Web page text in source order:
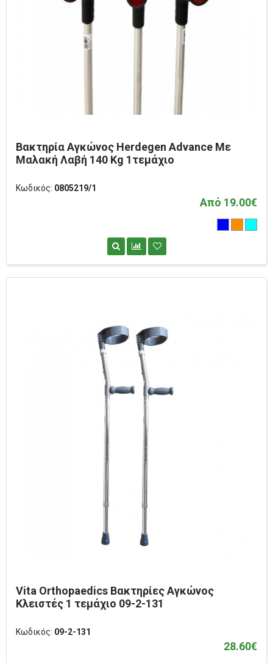
Βακτηρία Αγκώνος Herdegen Advance Με
Μαλακή Λαβή 140 Kg 1τεμάχιο
Κωδικός: 0805219/1
Από 19.00€
Vita Orthopaedics Βακτηρίες Αγκώνος
Κλειστές 1 τεμάχιο 09-2-131
Κωδικός: 09-2-131
28.60€